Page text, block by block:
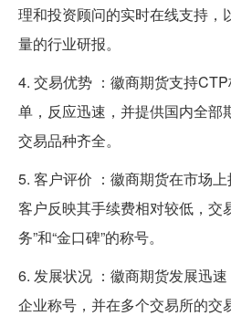
理和投资顾问的实时在线支持，
量的行业研报。
4. 交易优势 ：徽商期货支持
单，反应迅速，并提供国内全部
交易品种齐全。
5. 客户评价 ：徽商期货在市场
客户反映其手续费相对较低，交
务”和“金口碑”的称号。
6. 发展状况 ：徽商期货发展迅
企业称号，并在多个交易所的交